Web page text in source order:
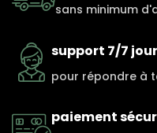
sans minimum
support 7/7
pour répondre à
paiement